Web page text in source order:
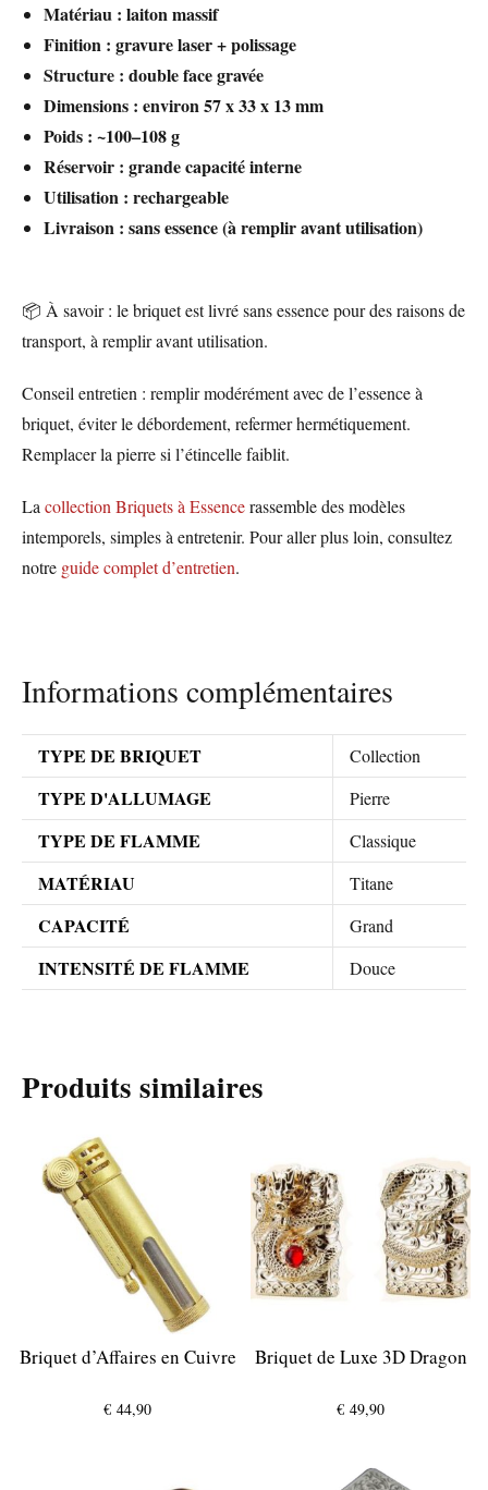
Matériau : laiton massif
Finition : gravure laser + polissage
Structure : double face gravée
Dimensions : environ 57 x 33 x 13 mm
Poids : ~100–108 g
Réservoir : grande capacité interne
Utilisation : rechargeable
Livraison : sans essence (à remplir avant utilisation)
📦 À savoir : le briquet est livré sans essence pour des raisons de
transport, à remplir avant utilisation.
Conseil entretien : remplir modérément avec de l’essence à
briquet, éviter le débordement, refermer hermétiquement.
Remplacer la pierre si l’étincelle faiblit.
La collection Briquets à Essencerassemble des modèles
intemporels, simples à entretenir. Pour aller plus loin, consultez
notre guide complet d’entretien.
Informations complémentaires
TYPE DE BRIQUET Collection
TYPE D'ALLUMAGE Pierre
TYPE DE FLAMME Classique
MATÉRIAU Titane
CAPACITÉ Grand
INTENSITÉ DE FLAMME Douce
Produits similaires
Briquet d’Affaires en Cuivre
€ 44,90
Briquet de Luxe 3D Dragon
€ 49,90